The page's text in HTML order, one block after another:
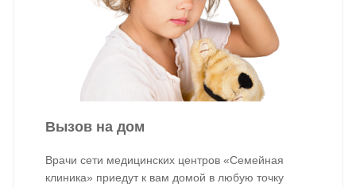
Вызов на дом
Врачи сети медицинских центров «Семейная
клиника» приедут к вам домой в любую точку